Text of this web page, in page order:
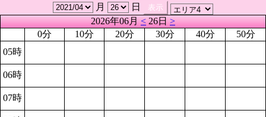
月
日
2026年06月<26日>
0分
10分 20分 30分 40分
50分
05時
06時
07時